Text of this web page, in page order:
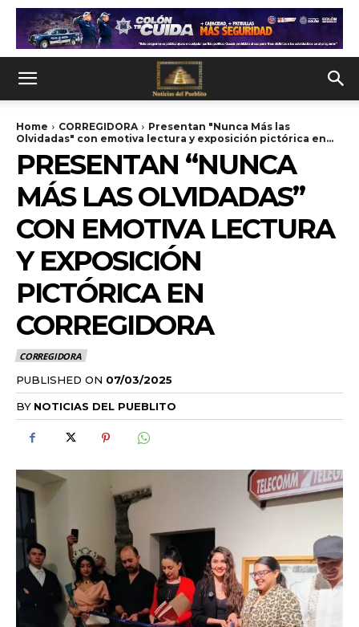
Home CORREGIDORA
Presentan "Nunca Más las
Olvidadas" con emotiva lectura y exposición pictórica en...
PRESENTAN “NUNCA
MÁS LAS OLVIDADAS”
CON EMOTIVA LECTURA
Y EXPOSICIÓN
PICTÓRICA EN
CORREGIDORA
CORREGIDORA
PUBLISHED ON 07/03/2025
BY NOTICIAS DEL PUEBLITO